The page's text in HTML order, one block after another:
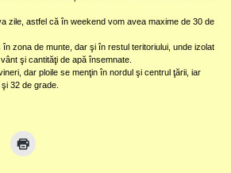
zile, astfel că în weekend vom avea maxime de 30 de
în zona de munte, dar şi în restul teritoriului, unde izolat
şi cantităţi de apă însemnate.
dar ploile se menţin în nordul şi centrul ţării, iar
32 de grade.